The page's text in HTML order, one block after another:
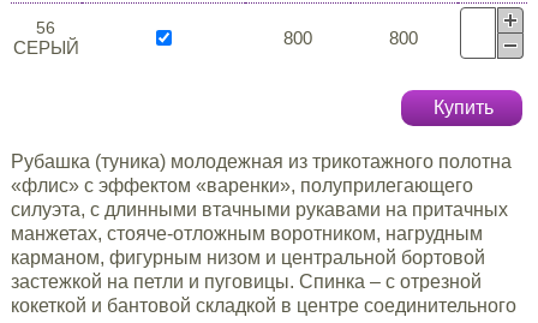
56
СЕРЫЙ 800 800
Купить
Рубашка (туника) молодежная из трикотажного полотна
«флис» с эффектом «варенки», полуприлегающего
силуэта, с длинными втачными рукавами на притачных
манжетах, стояче-отложным воротником, нагрудным
карманом, фигурным низом и центральной бортовой
застежкой на петли и пуговицы. Спинка – с отрезной
кокеткой и бантовой складкой в центре соединительного